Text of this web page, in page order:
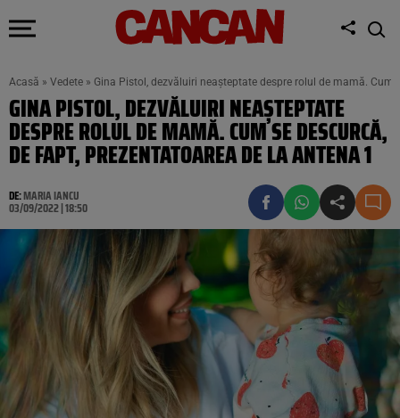
Acasă » Vedete » Gina Pistol, dezvăluiri neașteptate despre rolul de mamă. Cum
GINA PISTOL, DEZVĂLUIRI NEAȘTEPTATE
DESPRE ROLUL DE MAMĂ. CUM SE DESCURCĂ,
DE FAPT, PREZENTATOAREA DE LA ANTENA 1
DE:MARIA IANCU
03/09/2022 | 18:50